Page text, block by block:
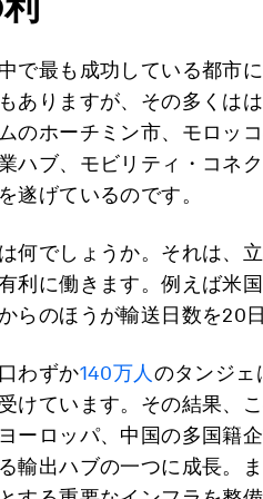
で最も成功している都市
ありますが、その多くは
のホーチミン市、モロッ
ハブ、モビリティ・コネ
遂げているのです。
何でしょうか。それは、
利に働きます。例えば米
らのほうが輸送日数を20
わずか140万人 のタンジェ
けています。その結果、
ーロッパ、中国の多国籍
輸出ハブの一つに成長。